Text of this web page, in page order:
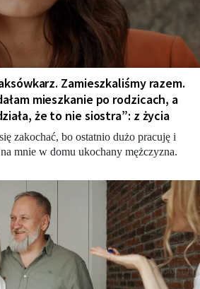
Zamieszkaliśmy razem.
mieszkanie po rodzicach, a
że to nie siostra”: z życia
zakochać, bo ostatnio dużo pracuję i
na mnie w domu ukochany mężczyzna.